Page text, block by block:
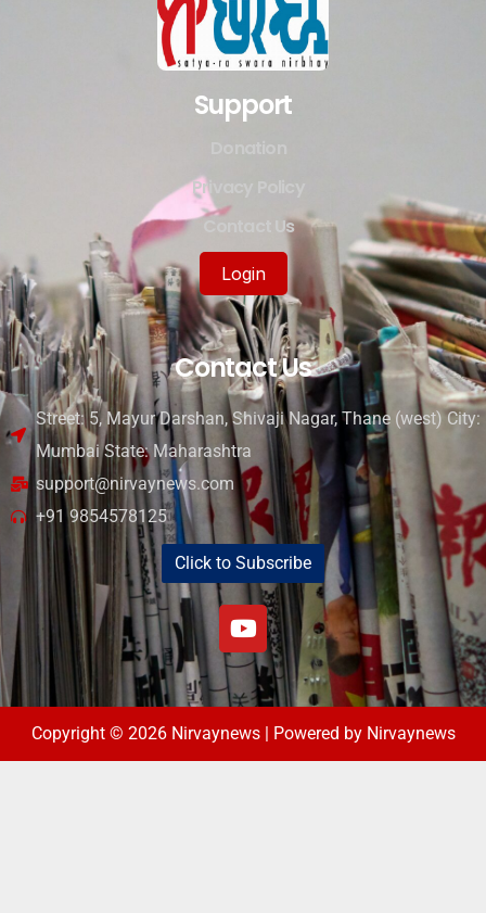
Support
Privacy Policy
Contact Us
Login
Contact Us
Street: 5, Mayur Darshan, Shivaji Nagar, Thane (west) City:
Mumbai State: Maharashtra
support@nirvaynews.com
+91 9854578125
Click to Subscribe
Copyright © 2026 Nirvaynews | Powered by Nirvaynews